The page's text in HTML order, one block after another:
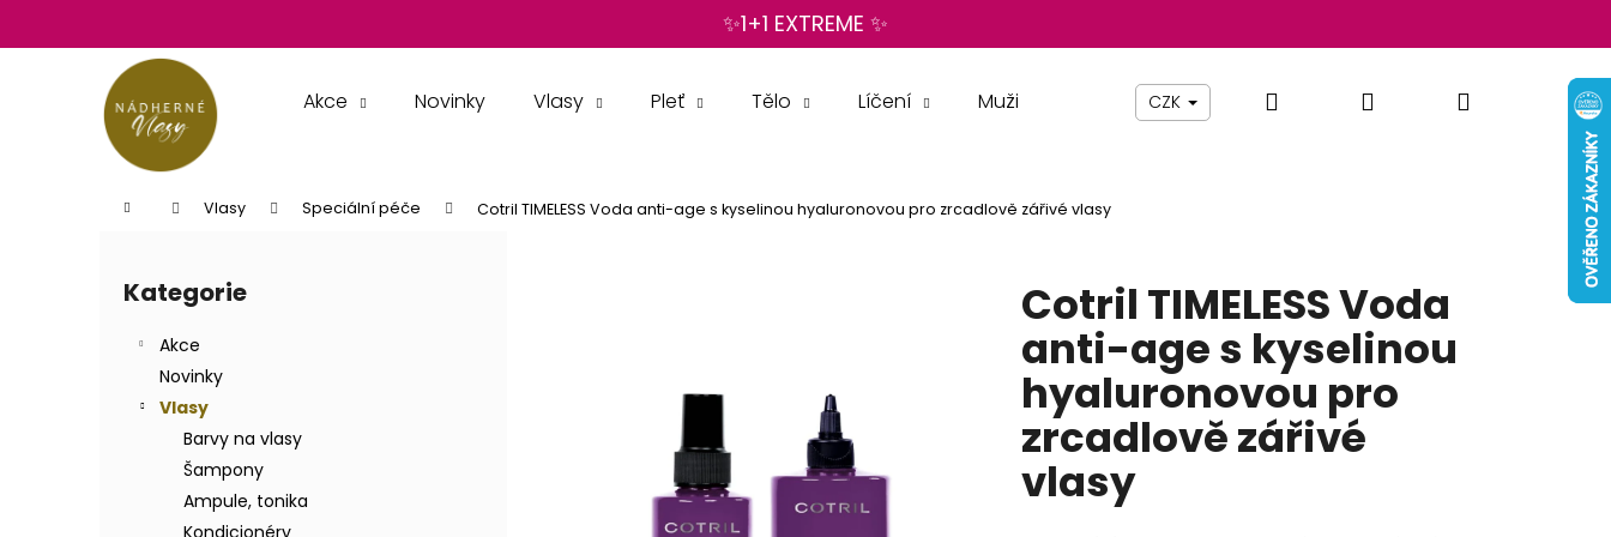
obsah
✨1+1 EXTREME ✨
Akce Novinky Vlasy Pleť Tělo Líčení Muži Beauty By Simona Pomůcky Nábytek
CZK Hledat PřihlášeníNákupní
Domů Vlasy Speciální péče Cotril TIMELESS Voda anti-age s kyselinou hyaluronovou pro zrcadlově zářivé vlasy
Přeskočit
kategorie
Kategorie
Akce
Novinky
Vlasy
Barvy na vlasy
Šampony
Ampule, tonika
Kondicionéry
Cotril TIMELESS Voda
anti-age s kyselinou
hyaluronovou pro
zrcadlově zářivé
vlasy
o
obchodu
obchodu
HLEDAT